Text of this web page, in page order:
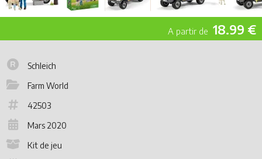
18.99 €
Schleich
Farm World
42503
Mars 2020
Kit de jeu